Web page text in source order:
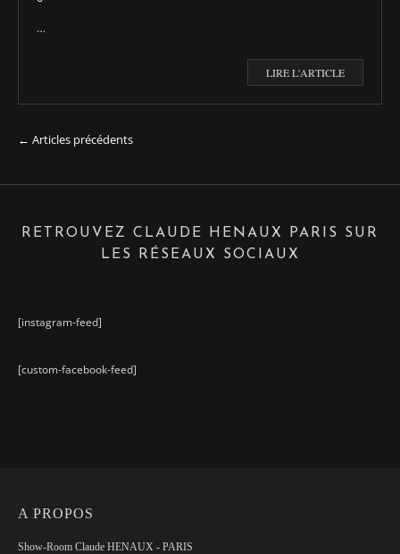
…
LIRE L'ARTICLE
← Articles précédents
RETROUVEZ CLAUDE HENAUX PARIS SUR
LES RÉSEAUX SOCIAUX
[instagram-feed]
[custom-facebook-feed]
A PROPOS
Show-Room Claude HENAUX - PARIS